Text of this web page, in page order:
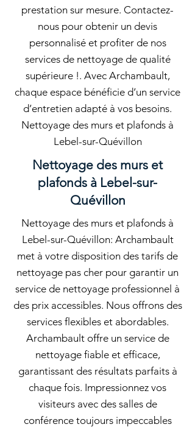
prestation sur mesure. Contactez-
nous pour obtenir un devis
personnalisé et profiter de nos
services de nettoyage de qualité
supérieure !. Avec Archambault,
chaque espace bénéficie d’un service
d’entretien adapté à vos besoins.
Nettoyage des murs et plafonds à
Lebel-sur-Quévillon
Nettoyage des murs et
plafonds à Lebel-sur-
Quévillon
Nettoyage des murs et plafonds à
Lebel-sur-Quévillon: Archambault
met à votre disposition des tarifs de
nettoyage pas cher pour garantir un
service de nettoyage professionnel à
des prix accessibles. Nous offrons des
services flexibles et abordables.
Archambault offre un service de
nettoyage fiable et efficace,
garantissant des résultats parfaits à
chaque fois. Impressionnez vos
visiteurs avec des salles de
conférence toujours impeccables